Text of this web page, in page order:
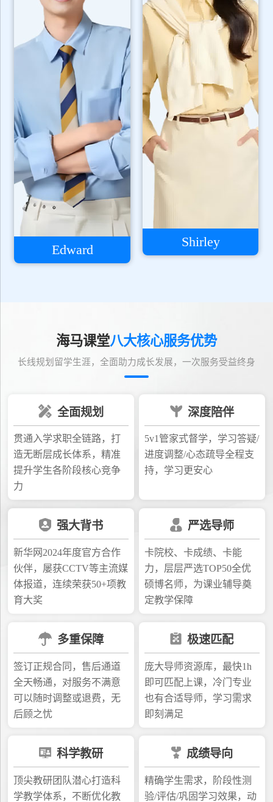
Edward
Shirley
海马课堂八大核心服务优势
长线规划留学生涯，全面助力成长发展，一次服务受益终身
全面规划
贯通入学求职全链路，打
造无断层成长体系，精准
提升学生各阶段核心竞争
力
深度陪伴
5v1管家式督学，学习答疑/
进度调整/心态疏导全程支
持，学习更安心
强大背书
新华网2024年度官方合作
伙伴，屡获CCTV等主流媒
体报道，连续荣获50+项教
育大奖
严选导师
卡院校、卡成绩、卡能
力，层层严选TOP50全优
硕博名师，为课业辅导奠
定教学保障
多重保障
签订正规合同，售后通道
全天畅通，对服务不满意
可以随时调整或退费，无
后顾之忧
极速匹配
庞大导师资源库，最快1h
即可匹配上课，冷门专业
也有合适导师，学习需求
即刻满足
科学教研
顶尖教研团队潜心打造科
学教学体系，不断优化教
成绩导向
精确学生需求，阶段性测
验/评估/巩固学习效果，动